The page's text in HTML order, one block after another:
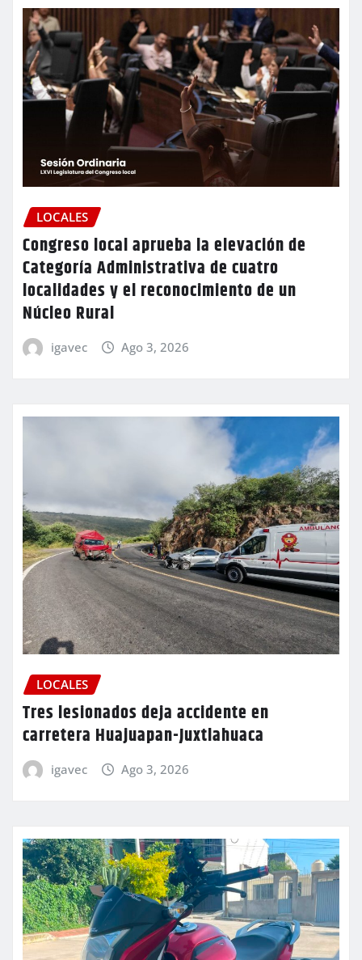
LOCALES
Congreso local aprueba la elevación de
Categoría Administrativa de cuatro
localidades y el reconocimiento de un
Núcleo Rural
igavec Ago 3, 2026
LOCALES
Tres lesionados deja accidente en
carretera Huajuapan-Juxtlahuaca
igavec Ago 3, 2026